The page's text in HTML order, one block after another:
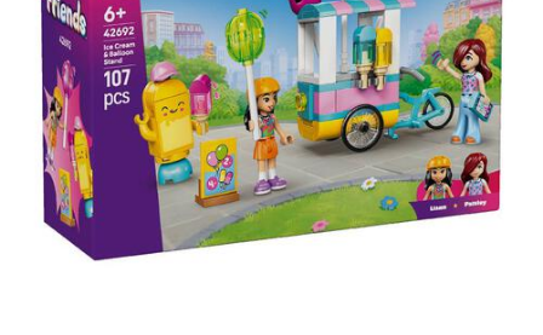
手工藝,文具,蠟筆,泥膠,畫板
娃娃, 芭比,收藏公仔
電子玩具
遊戲及拼圖系列
Play-Doh培樂多
Pokemon寶可夢
playpop
LEGO樂高
12~14歳
14歳以上